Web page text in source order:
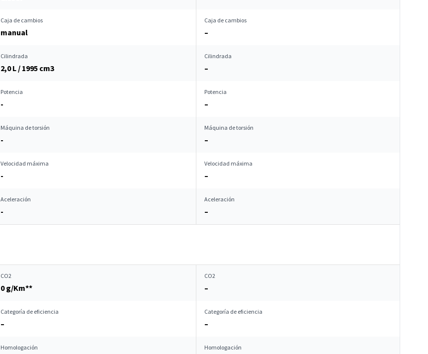
Caja de cambios
manual
Caja de cambios
–
Cilindrada
2,0 L / 1995 cm3
Cilindrada
–
Potencia
-
Potencia
–
Máquina de torsión
-
Máquina de torsión
–
Velocidad máxima
-
Velocidad máxima
–
Aceleración
-
Aceleración
–
CO2
0 g/Km**
CO2
–
Categoría de eficiencia
–
Categoría de eficiencia
–
Homologación Homologación